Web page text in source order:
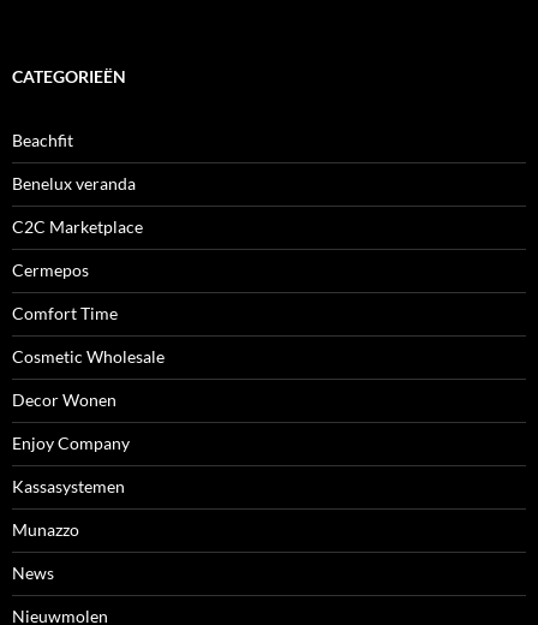
CATEGORIEËN
Beachfit
Benelux veranda
C2C Marketplace
Cermepos
Comfort Time
Cosmetic Wholesale
Decor Wonen
Enjoy Company
Kassasystemen
Munazzo
News
Nieuwmolen